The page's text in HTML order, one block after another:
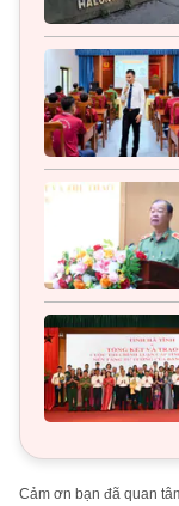
Cảm ơn bạn đã quan